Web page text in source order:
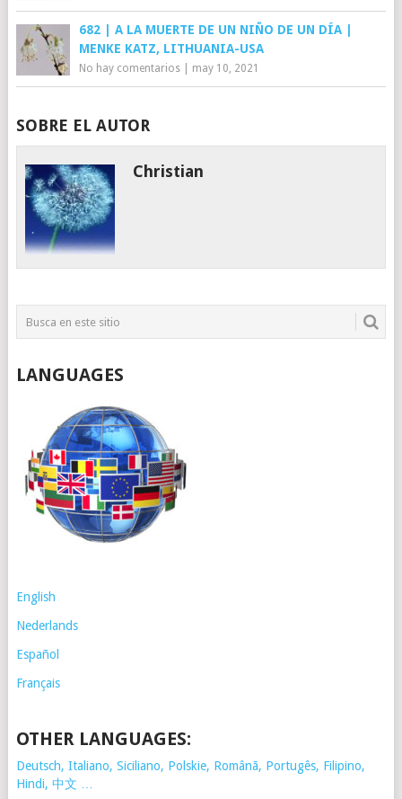
682 | A LA MUERTE DE UN NIÑO DE UN DÍA |
MENKE KATZ, LITHUANIA-USA
No hay comentarios| may 10, 2021
SOBRE EL AUTOR
Christian
LANGUAGES
English
Nederlands
Español
Français
OTHER LANGUAGES:
Deutsch, Italiano, Siciliano, Polskie, Românã, Portugês, Filipino,
Hindi, 中文 …